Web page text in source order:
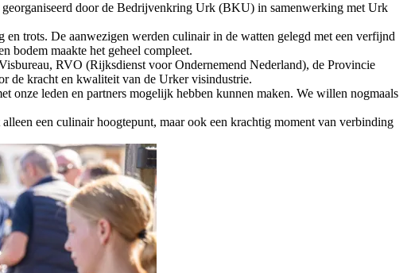
georganiseerd door de Bedrijvenkring Urk (BKU) in samenwerking met Urk
trots. De aanwezigen werden culinair in de watten gelegd met een verfijnd
bodem maakte het geheel compleet.
RVO (Rijksdienst voor Ondernemend Nederland), de Provincie
de kracht en kwaliteit van de Urker visindustrie.
onze leden en partners mogelijk hebben kunnen maken. We willen nogmaals
een culinair hoogtepunt, maar ook een krachtig moment van verbinding